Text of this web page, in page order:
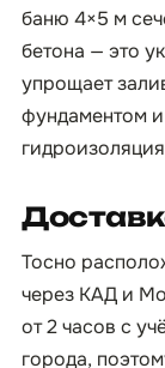
баню 4×5 м
бетона — это
упрощает
фундаментом
Тосно
через КАД и
от 2 часов с
города,